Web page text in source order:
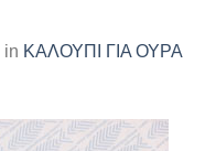
in ΚΑΛΟΥΠΙ ΓΙΑ ΟΥΡΑ